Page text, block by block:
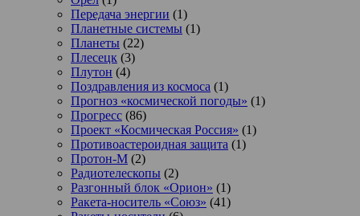
Передача энергии (1)
Планетные системы (1)
Планеты (22)
Плесецк (3)
Плутон (4)
Поздравления из космоса (1)
Прогноз «космической погоды» (1)
Прогресс (86)
Проект «Космическая Россия» (1)
Противоастероидная защита (1)
Протон-М (2)
Радиотелескопы (2)
Разгонный блок «Орион» (1)
Ракета-носитель «Союз» (41)